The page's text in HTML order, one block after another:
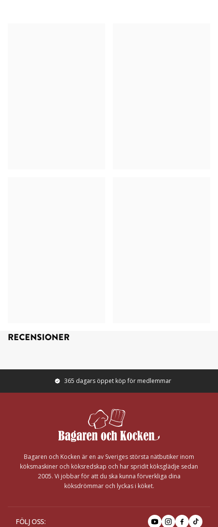
RECENSIONER
365 dagars öppet köp för medlemmar
Bagaren och Kocken är en av Sveriges största nätbutiker inom
köksmaskiner och köksredskap och har spridit köksglädje sedan
2005. Vi jobbar för att du ska kunna förverkliga dina
köksdrömmar och lyckas i köket.
FÖLJ OSS: